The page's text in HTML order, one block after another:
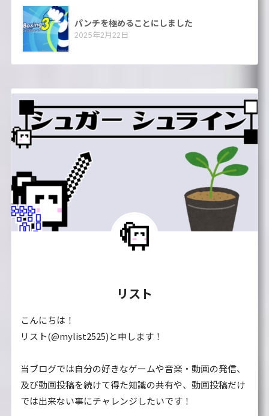
パンチを極めることにしました
2025年2月22日
リスト
こんにちは！
リスト(@mylist2525)と申します！
当ブログでは自分の好きなゲームや音楽・動画の発信、
及び動画投稿を続けて得た知識の共有や、動画投稿だけ
では出来ない事にチャレンジしたいです！